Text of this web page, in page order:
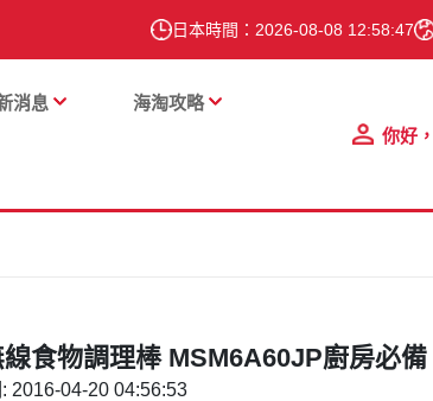
日本時間： 2026-08-08 12:58:47
消息 海淘攻略
你好
食物調理棒 MSM6A60JP廚房必備
2016-04-20 04:56:53